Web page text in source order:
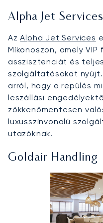
Alpha Jet Services
AzAlpha Jet Services
Míkonoszon, amely
asszisztenciát és
szolgáltatásokat
arról, hogy a repülés
leszállási
zökkenőmentesen
luxusszínvonalú
utazóknak.
Goldair Handling